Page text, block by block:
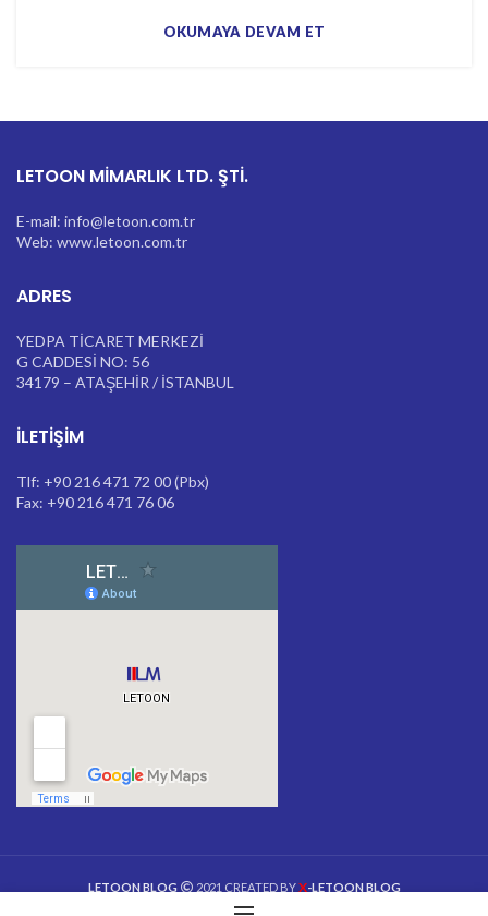
OKUMAYA DEVAM ET
LETOON MİMARLIK LTD. ŞTİ.
E-mail: info@letoon.com.tr
Web: www.letoon.com.tr
ADRES
YEDPA TİCARET MERKEZİ
G CADDESİ NO: 56
34179 – ATAŞEHİR / İSTANBUL
İLETIŞIM
Tlf: +90 216 471 72 00 (Pbx)
Fax: +90 216 471 76 06
LETOON BLOG 2021 CREATED BYX-LETOON BLOG